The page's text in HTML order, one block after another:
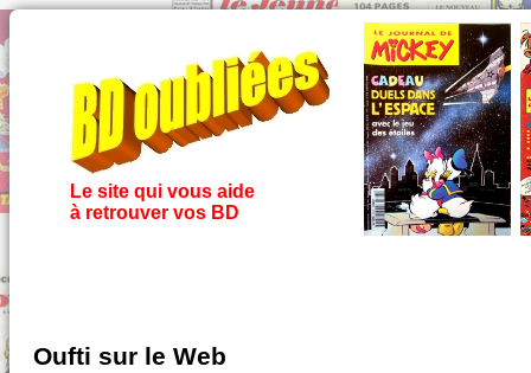
Le site qui vous aide
à retrouver vos BD
Oufti sur le Web